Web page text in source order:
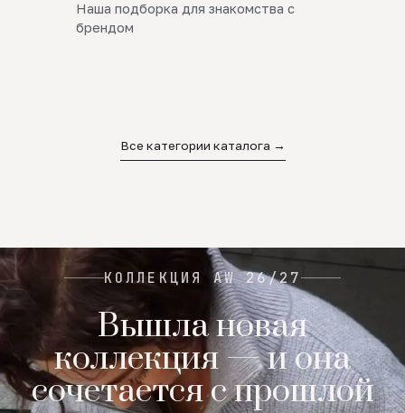
Наша подборка для знакомства с
брендом
Новинки
SALE
Все категории каталога →
КОЛЛЕКЦИЯ AW 26/27
Вышла новая
коллекция — и она
сочетается с прошлой